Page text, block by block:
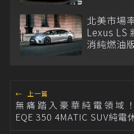
北美市場
Lexus LS
消純燃油
← 上一篇
無痛踏入豪華純電領域
EQE 350 4MATIC SUV純電